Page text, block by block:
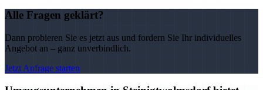
Alle Fragen geklärt?
Dann probieren Sie es jetzt aus und fordern Sie Ihr individuelles
Angebot an – ganz unverbindlich.
Jetzt Anfrage starten